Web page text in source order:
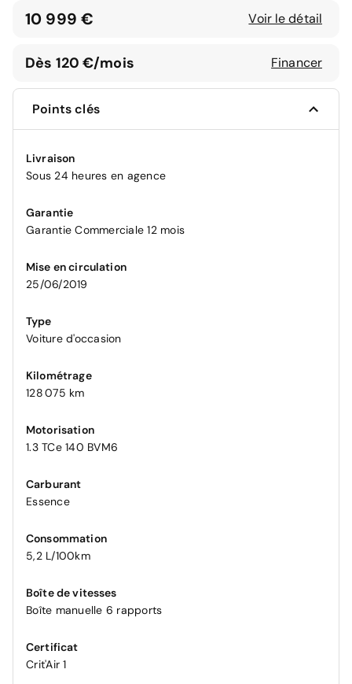
10 999 € Voir le détail
Dès 120 €/mois Financer
Points clés
Livraison
Sous 24 heures en agence
Garantie
Garantie Commerciale 12 mois
Mise en circulation
25/06/2019
Type
Voiture d'occasion
Kilométrage
128 075 km
Motorisation
1.3 TCe 140 BVM6
Carburant
Essence
Consommation
5,2 L/100km
Boîte de vitesses
Boîte manuelle 6 rapports
Certificat
Crit'Air 1